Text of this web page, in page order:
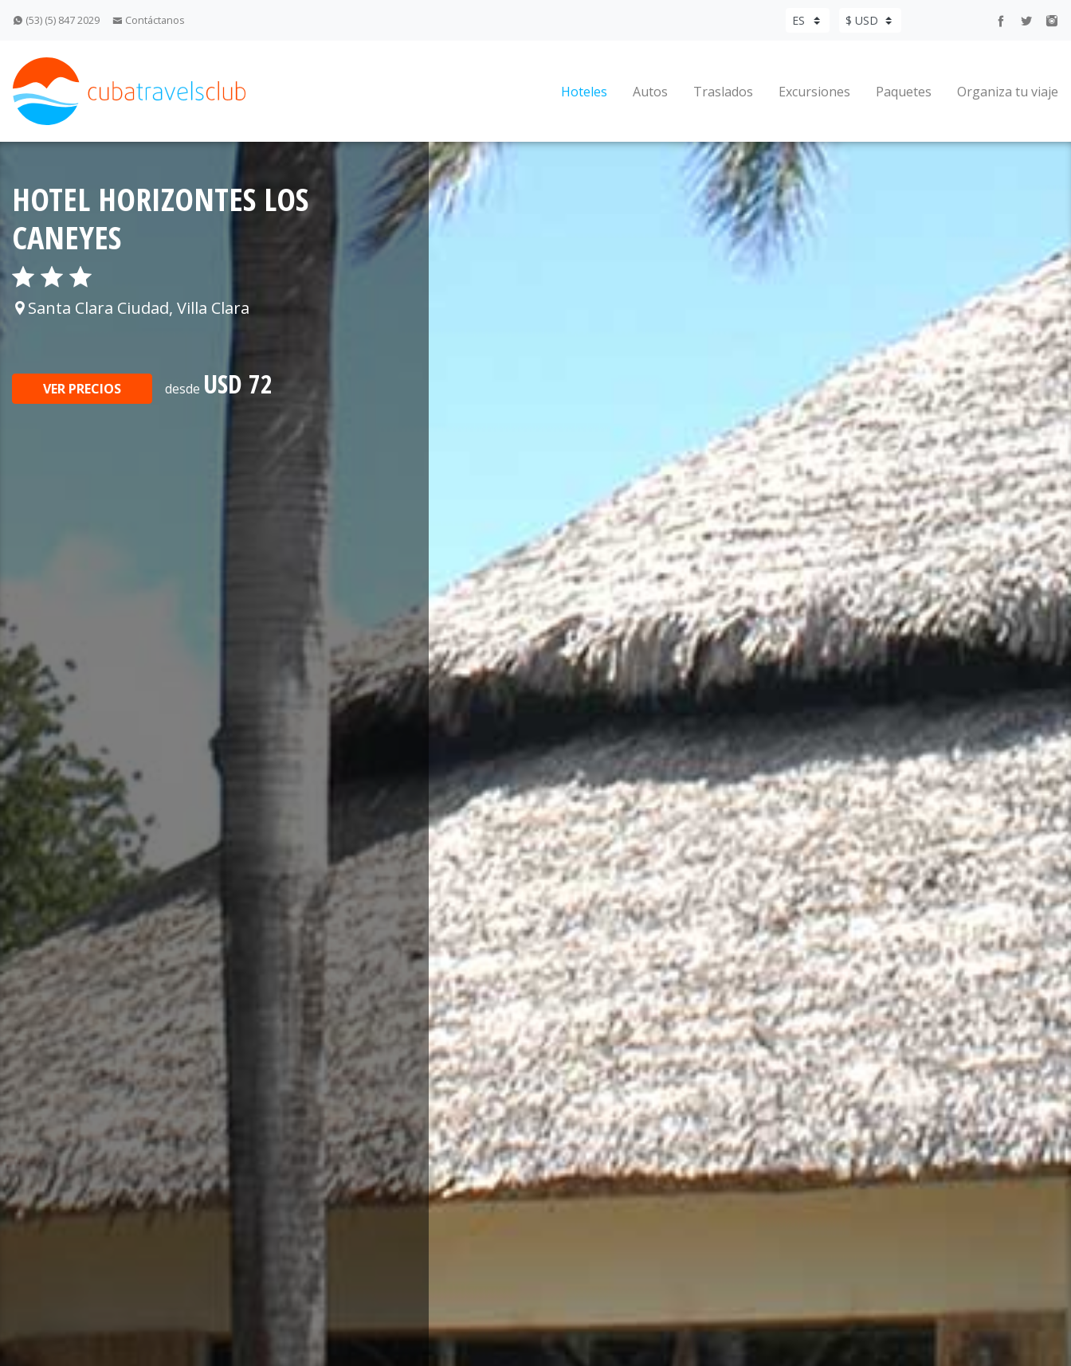
(53) (5) 847 2029 Contáctanos
Hoteles Autos Traslados Excursiones Paquetes Organiza tu viaje
HOTEL HORIZONTES LOS
CANEYES
Santa Clara Ciudad, Villa Clara
VER PRECIOS desde USD 72